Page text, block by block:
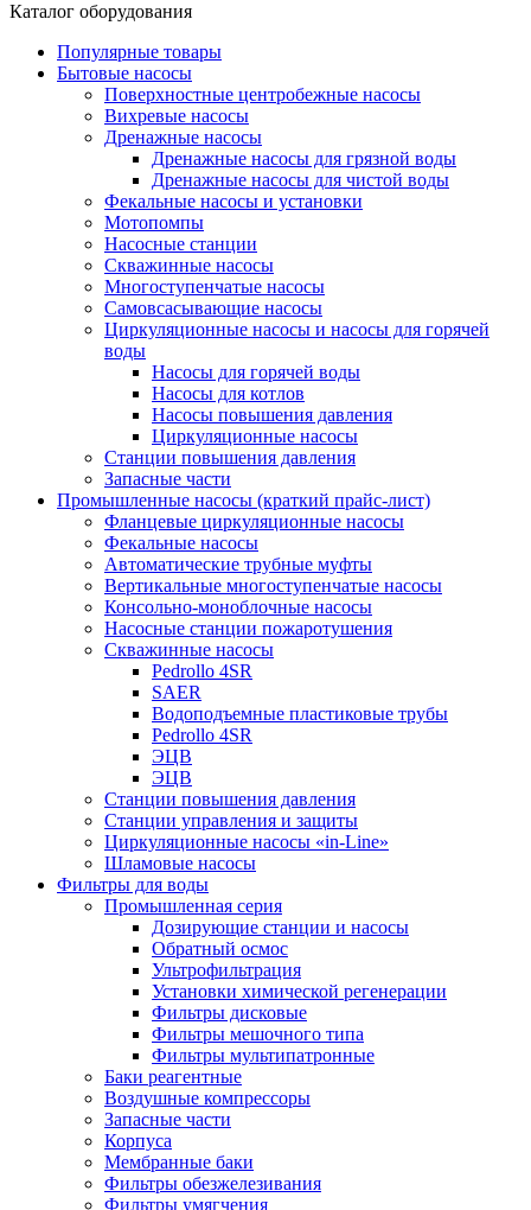
Каталог оборудования
Популярные товары
Бытовые насосы
Поверхностные центробежные насосы
Вихревые насосы
Дренажные насосы
Дренажные насосы для грязной воды
Дренажные насосы для чистой воды
Фекальные насосы и установки
Мотопомпы
Насосные станции
Скважинные насосы
Многоступенчатые насосы
Самовсасывающие насосы
Циркуляционные насосы и насосы для горячей
воды
Насосы для горячей воды
Насосы для котлов
Насосы повышения давления
Циркуляционные насосы
Станции повышения давления
Запасные части
Промышленные насосы (краткий прайс-лист)
Фланцевые циркуляционные насосы
Фекальные насосы
Автоматические трубные муфты
Вертикальные многоступенчатые насосы
Консольно-моноблочные насосы
Насосные станции пожаротушения
Скважинные насосы
Pedrollo 4SR
SAER
Водоподъемные пластиковые трубы
Pedrollo 4SR
ЭЦВ
ЭЦВ
Станции повышения давления
Станции управления и защиты
Циркуляционные насосы «in-Line»
Шламовые насосы
Фильтры для воды
Промышленная серия
Дозирующие станции и насосы
Обратный осмос
Ультрофильтрация
Установки химической регенерации
Фильтры дисковые
Фильтры мешочного типа
Фильтры мультипатронные
Баки реагентные
Воздушные компрессоры
Запасные части
Корпуса
Мембранные баки
Фильтры обезжелезивания
Фильтры умягчения